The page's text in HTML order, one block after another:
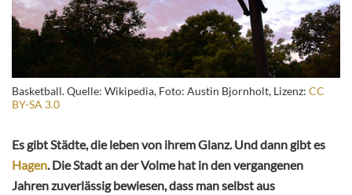
Basketball. Quelle: Wikipedia, Foto: Austin Bjornholt, Lizenz: CC
BY-SA 3.0
Es gibt Städte, die leben von ihrem Glanz. Und dann gibt es
Hagen. Die Stadt an der Volme hat in den vergangenen
Jahren zuverlässig bewiesen, dass man selbst aus